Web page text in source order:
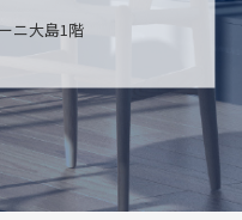
ニ大島1階